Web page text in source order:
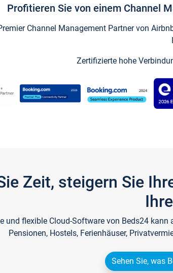
Profitieren Sie von einem Channel
Channel Management Partner von
Zertifizierte hohe
Zeit, steigern Sie
und flexible Cloud-Software von Beds24
Pensionen, Hostels, Ferienhäuser,
Sehen Sie, was